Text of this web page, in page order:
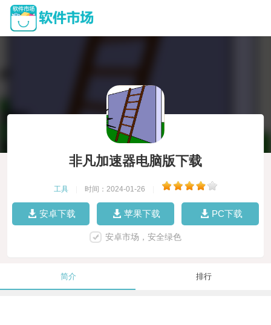
非凡加速器电脑版下载
工具 时间：2024-01-26
安卓下载 苹果下载 PC下载
安卓市场，安全绿色
简介 排行